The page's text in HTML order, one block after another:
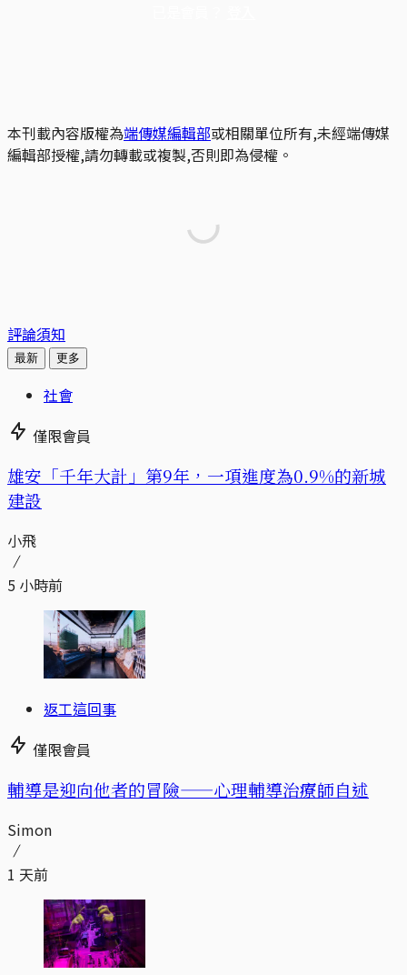
本刊載內容版權為端傳媒編輯部或相關單位所有,未經端傳媒
編輯部授權,請勿轉載或複製,否則即為侵權。
評論須知
最新 更多
社會
僅限會員
​​雄安「千年大計」第9年，一項進度為0.9%的新城
建設
小飛
5 小時前
返工這回事
僅限會員
輔導是迎向他者的冒險——心理輔導治療師自述
Simon
1 天前